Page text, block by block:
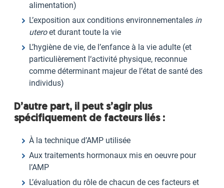
alimentation)
L’exposition aux conditions environnementales in
uteroet durant toute la vie
L’hygiène de vie, de l’enfance à la vie adulte (et
particulièrement l‘activité physique, reconnue
comme déterminant majeur de l’état de santé des
individus)
D’autre part, il peut s’agir plus
spécifiquement de facteurs liés :
À la technique d’AMP utilisée
Aux traitements hormonaux mis en oeuvre pour
l’AMP
L’évaluation du rôle de chacun de ces facteurs et